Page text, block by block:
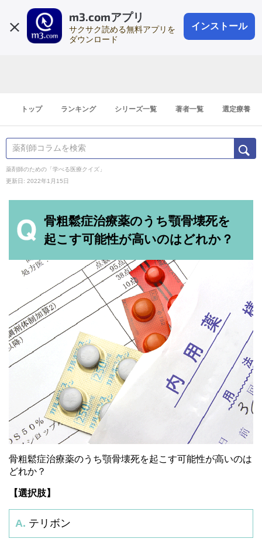
m3.comアプリ
サクサク読める無料アプリを
ダウンロード
インストール
会員登録
登録1分
トップ ランキング シリーズ一覧 著者一覧 選定療養
薬剤師のための「学べる医療クイズ」
更新日: 2022年1月15日
骨粗鬆症治療薬のうち顎骨壊死を
起こす可能性が高いのはどれか？
骨粗鬆症治療薬のうち顎骨壊死を起こす可能性が高いのは
どれか？
【選択肢】
A. テリボン